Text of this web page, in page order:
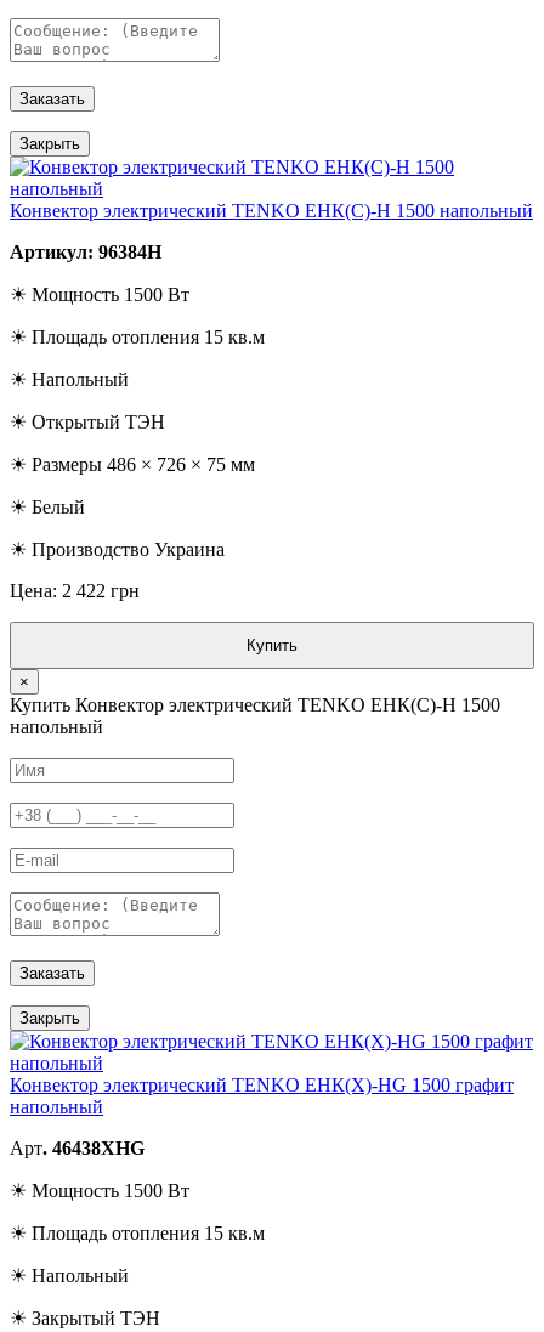
Заказать
Закрыть
Конвектор электрический TENKO ЕНК(С)-Н 1500 напольный
Артикул: 96384Н
☀ Мощность 1500 Вт
☀ Площадь отопления 15 кв.м
☀ Напольный
☀ Открытый ТЭН
☀ Размеры 486 × 726 × 75 мм
☀ Белый
☀ Производство Украина
Цена: 2 422 грн
Купить
×
Купить Конвектор электрический TENKO ЕНК(С)-Н 1500
напольный
Заказать
Закрыть
Конвектор электрический TENKO ЕНК(Х)-HG 1500 графит
напольный
Арт. 46438XHG
☀ Мощность 1500 Вт
☀ Площадь отопления 15 кв.м
☀ Напольный
☀ Закрытый ТЭН